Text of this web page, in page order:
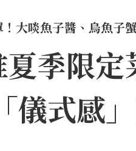
大啖魚子醬、烏魚
季限
儀式感